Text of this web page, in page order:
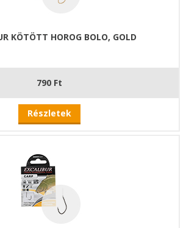
KÖTÖTT HOROG BOLO, GOLD
790 Ft
Részletek